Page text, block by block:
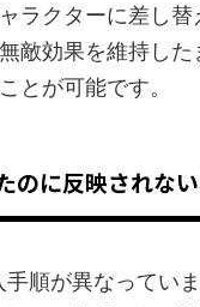
ラクターに差し替
敵効果を維持し
とが可能です。
のに反映されな
順が異なっていま